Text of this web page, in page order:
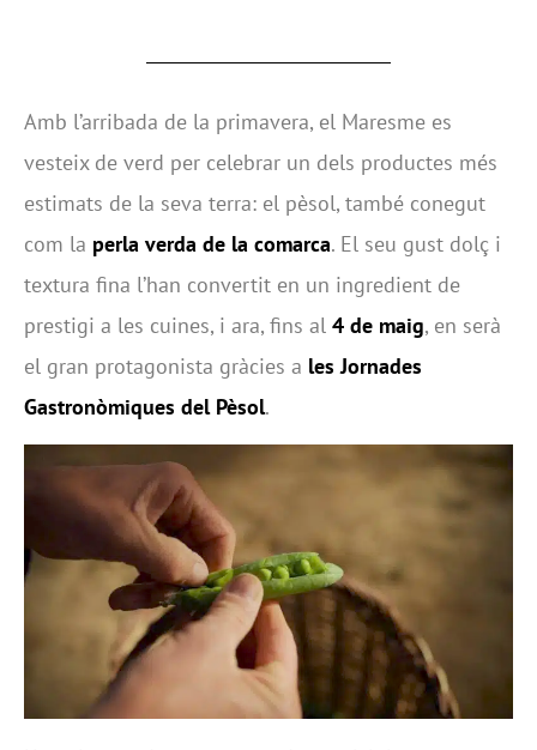
Amb l’arribada de la primavera, el Maresme es
vesteix de verd per celebrar un dels productes més
estimats de la seva terra: el pèsol, també conegut
com la perla verda de la comarca. El seu gust dolç i
textura fina l’han convertit en un ingredient de
prestigi a les cuines, i ara, fins al 4 de maig, en serà
el gran protagonista gràcies a les Jornades
Gastronòmiques del Pèsol.